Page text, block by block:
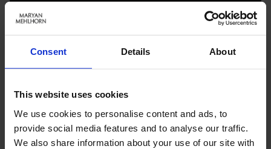
Consent Details About
This website uses cookies
We use cookies to personalise content and ads, to
provide social media features and to analyse our traffic.
We also share information about your use of our site with
Sofort lieferbar | Versandbereit in 1-3 Werktagen
Beschreibung:
In Elements zählt die Qualität des Moments: ein Stoff, der sich mit der
Trägerin bewegt.